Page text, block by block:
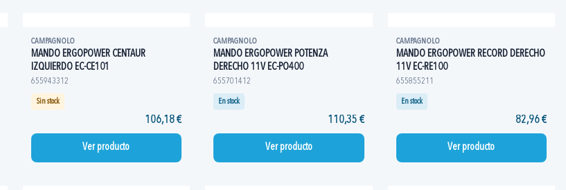
CAMPAGNOLO
MANDO ERGOPOWER CENTAUR
IZQUIERDO EC-CE101
655943312
Sin stock
106,18 €
Ver producto
CAMPAGNOLO
MANDO ERGOPOWER POTENZA
DERECHO 11V EC-PO400
655701412
En stock
110,35 €
Ver producto
CAMPAGNOLO
MANDO ERGOPOWER RECORD DERECHO
11V EC-RE100
655855211
En stock
82,96 €
Ver producto